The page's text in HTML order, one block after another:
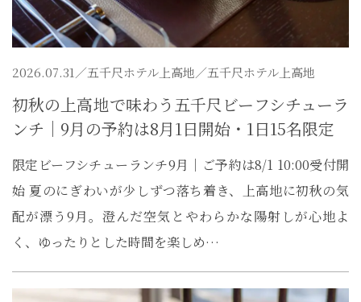
2026.07.31／五千尺ホテル上高地／五千尺ホテル上高地
初秋の上高地で味わう五千尺ビーフシチューラ
ンチ｜9月の予約は8月1日開始・1日15名限定
限定ビーフシチューランチ9月｜ご予約は8/1 10:00受付開
始 夏のにぎわいが少しずつ落ち着き、上高地に初秋の気
配が漂う9月。澄んだ空気とやわらかな陽射しが心地よ
く、ゆったりとした時間を楽しめ…